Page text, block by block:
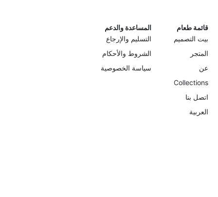
قائمة طعام
بيت التصميم
المتجر
عن
Collections
اتصل بنا
العربية
المساعدة والدعم
التسليم والإرجاع
الشروط والأحكام
سياسة الخصوصية